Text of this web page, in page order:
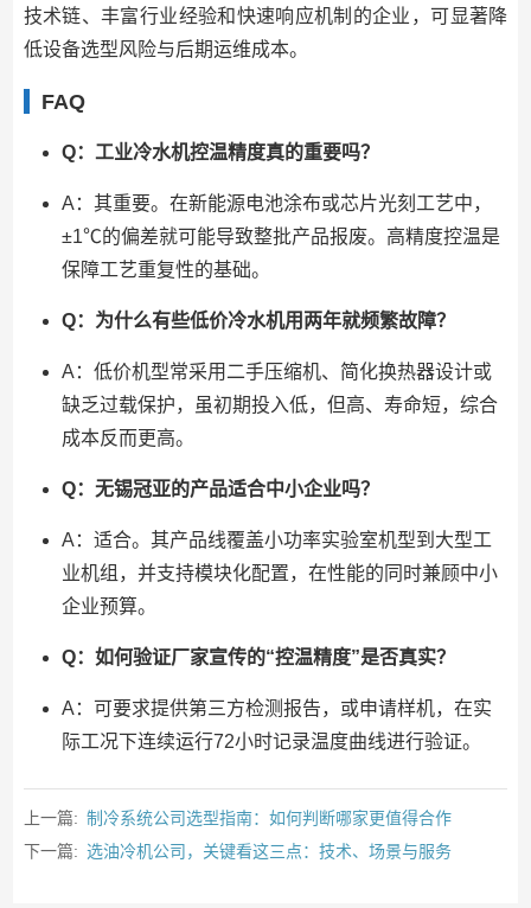
技术链、丰富行业经验和快速响应机制的企业，可显著降
低设备选型风险与后期运维成本。
FAQ
Q：工业冷水机控温精度真的重要吗？
A：其重要。在新能源电池涂布或芯片光刻工艺中，
±1℃的偏差就可能导致整批产品报废。高精度控温是
保障工艺重复性的基础。
Q：为什么有些低价冷水机用两年就频繁故障？
A：低价机型常采用二手压缩机、简化换热器设计或
缺乏过载保护，虽初期投入低，但高、寿命短，综合
成本反而更高。
Q：无锡冠亚的产品适合中小企业吗？
A：适合。其产品线覆盖小功率实验室机型到大型工
业机组，并支持模块化配置，在性能的同时兼顾中小
企业预算。
Q：如何验证厂家宣传的“控温精度”是否真实？
A：可要求提供第三方检测报告，或申请样机，在实
际工况下连续运行72小时记录温度曲线进行验证。
上一篇: 制冷系统公司选型指南：如何判断哪家更值得合作
下一篇: 选油冷机公司，关键看这三点：技术、场景与服务